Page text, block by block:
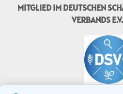
MITGLIED IM DEUTSCHEN
VERBANDS